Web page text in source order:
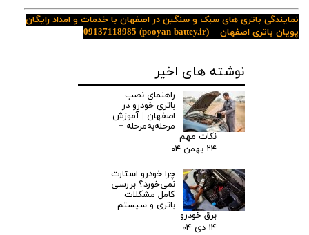
نمایندگی باتری های سبک و سنگین در اصفهان با خدمات و امداد رایگان
پویان باتری اصفهان
(pooyan battey.ir)
09137118985
نوشته های اخیر
راهنمای نصب
باتری خودرو در
اصفهان | آموزش
مرحله‌به‌مرحله +
نکات مهم
۲۴ بهمن ۰۴
چرا خودرو استارت
نمی‌خورد؟ بررسی
کامل مشکلات
باتری و سیستم
برق خودرو
۱۴ دی ۰۴